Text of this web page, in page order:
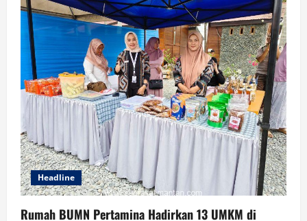
Headline
Rumah BUMN Pertamina Hadirkan 13 UMKM di